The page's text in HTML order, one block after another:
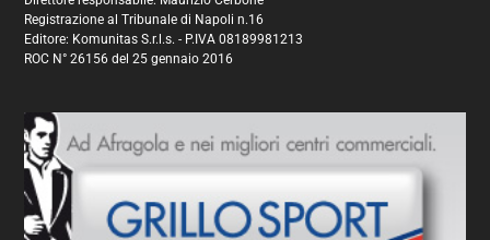
Registrazione al Tribunale di Napoli n.16
Editore: Komunitas S.r.l.s. - P.IVA 08189981213
ROC N° 26156 del 25 gennaio 2016